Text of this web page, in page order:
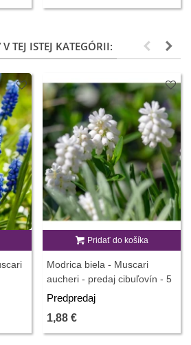
TEJ ISTEJ KATEGÓRII:
Pridať do košíka
Modrica biela - Muscari
aucheri - predaj cibuľovín - 5
ks
Predpredaj
1,88 €